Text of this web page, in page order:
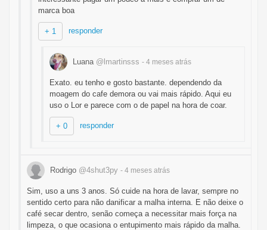
marca boa
+ 1 responder
Luana @lmartinsss - 4 meses atrás
Exato. eu tenho e gosto bastante. dependendo da
moagem do cafe demora ou vai mais rápido. Aqui eu
uso o Lor e parece com o de papel na hora de coar.
+ 0 responder
Rodrigo @4shut3py - 4 meses atrás
Sim, uso a uns 3 anos. Só cuide na hora de lavar, sempre no
sentido certo para não danificar a malha interna. E não deixe o
café secar dentro, senão começa a necessitar mais força na
limpeza, o que ocasiona o entupimento mais rápido da malha.